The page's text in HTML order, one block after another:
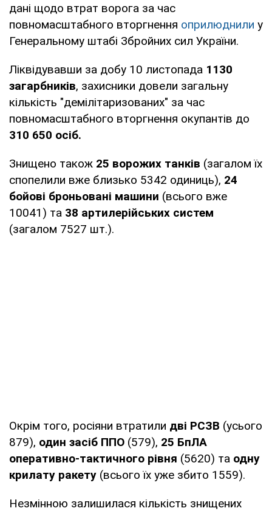
дані щодо втрат ворога за час
повномасштабного вторгнення оприлюднили у
Генеральному штабі Збройних сил України.
Ліквідувавши за добу 10 листопада 1130
загарбників, захисники довели загальну
кількість "демілітаризованих" за час
повномасштабного вторгнення окупантів до
310 650 осіб.
Знищено також 25 ворожих танків (загалом їх
спопелили вже близько 5342 одиниць), 24
бойові броньовані машини (всього вже
10041) та 38 артилерійських систем
(загалом 7527 шт.).
Окрім того, росіяни втратили дві РСЗВ (усього
879), один засіб ППО (579), 25 БпЛА
оперативно-тактичного рівня (5620) та одну
крилату ракету (всього їх уже збито 1559).
Незмінною залишилася кількість знищених